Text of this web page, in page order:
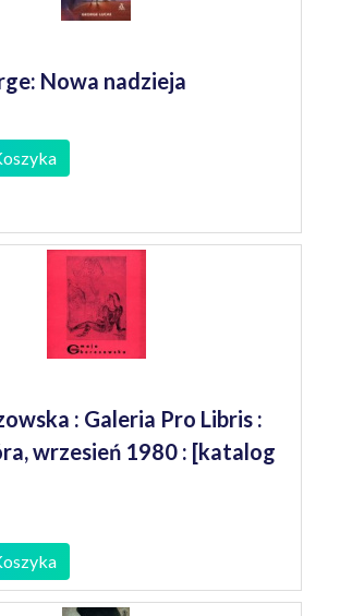
Nowa nadzieja
: Galeria Pro Libris :
wrzesień 1980 : [katalog